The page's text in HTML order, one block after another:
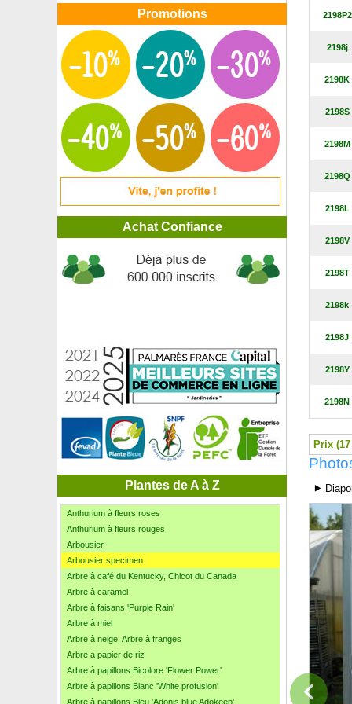
Promotions
Achat Confiance
Plantes de A à Z
Ajonc d'Europe
Akébie à cinq feuilles, Akebia
Albizia julibrissin 'Ombrella'
Albizia julibrissin 'Summer chocolate'
Albizia pleureur 'Chocolate Fountain'
Aliboufier pourpre 'Purple Dress'
Aliboufier, Styrax
Alisier blanc
Alisier de Suède
Alisier torminal
Alocasia noir, Alocasia amazonica
Amandier à fruits
Amandier de Chine, Amandier à fleurs
Amélanchier canadensis
Amélanchier ovalis
Andromède campanulée
Andromède en arbre
Andromède, Pieris
Anémone du Japon blanche
Anémone du Japon rose
Anémone du Japon rose foncé
Aneth
Anthurium à fleurs blanches
Anthurium à fleurs roses
Anthurium à fleurs rouges
Arbousier
Arbousier specimen
Arbre à café du Kentucky, Chicot du Canada
Arbre à caramel
Arbre à faisans 'Purple Rain'
Arbre à miel
Arbre à neige, Arbre à franges
Arbre à papier de riz
Arbre à papillons Bicolore 'Flower Power'
Arbre à papillons Blanc 'White profusion'
Arbre à papillons Bleu 'Adonis blue Adokeep'
2198P2
2198j
2198K
2198S
2198M
2198Q
2198L
2198V
2198T
2198k
2198J
2198Y
2198N
Prix
⯈